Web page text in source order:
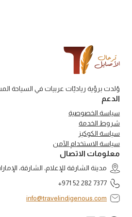
وُلدت برؤية رياديّات عربيات في السياحة
الدعم
سياسة الخصوصية
شروط الخدمة
سياسة الكوكيز
سياسة الاستخدام الآمن
معلومات الاتصال
مدينة الشارقة للإعلام، الشارقة،
+971 52 282 7377
info@travelindigenous.com